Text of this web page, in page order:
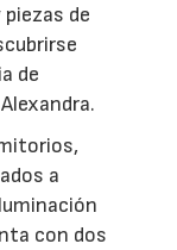
de
de
a
con dos